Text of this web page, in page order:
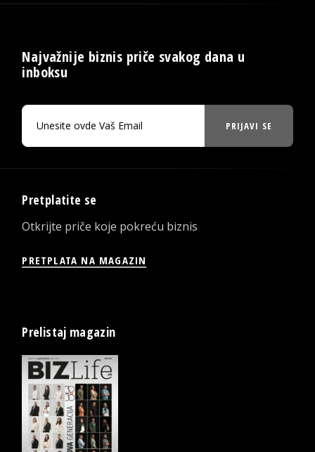
Najvažnije biznis priče svakog dana u
inboksu
PRIJAVI SE
Pretplatite se
Otkrijte priče koje pokreću biznis
PRETPLATA NA MAGAZIN
Prelistaj magazin